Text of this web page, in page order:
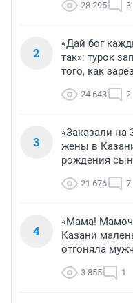
28 295 3
2
«Дай бог
так»: турок
того, как
24 643 2
3
«Заказали на
жены в
рождения
21 676 7
4
«Мама!
Казани
отгоняла
3 855 1